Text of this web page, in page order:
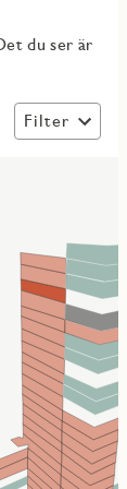
du ser är
Filter